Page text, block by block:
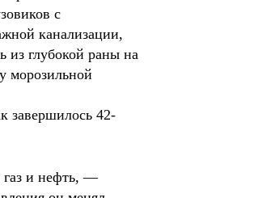
с
канализации,
из глубокой раны на
морозильной
завершилось 42-
газ и нефть, —